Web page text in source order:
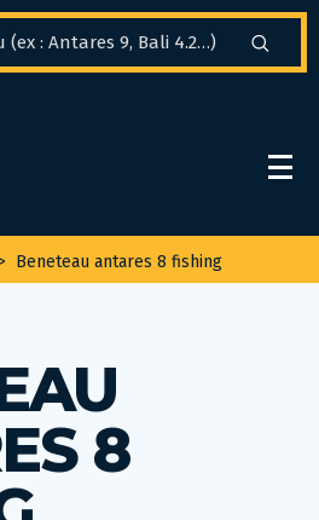
Beneteau antares 8 fishing
8